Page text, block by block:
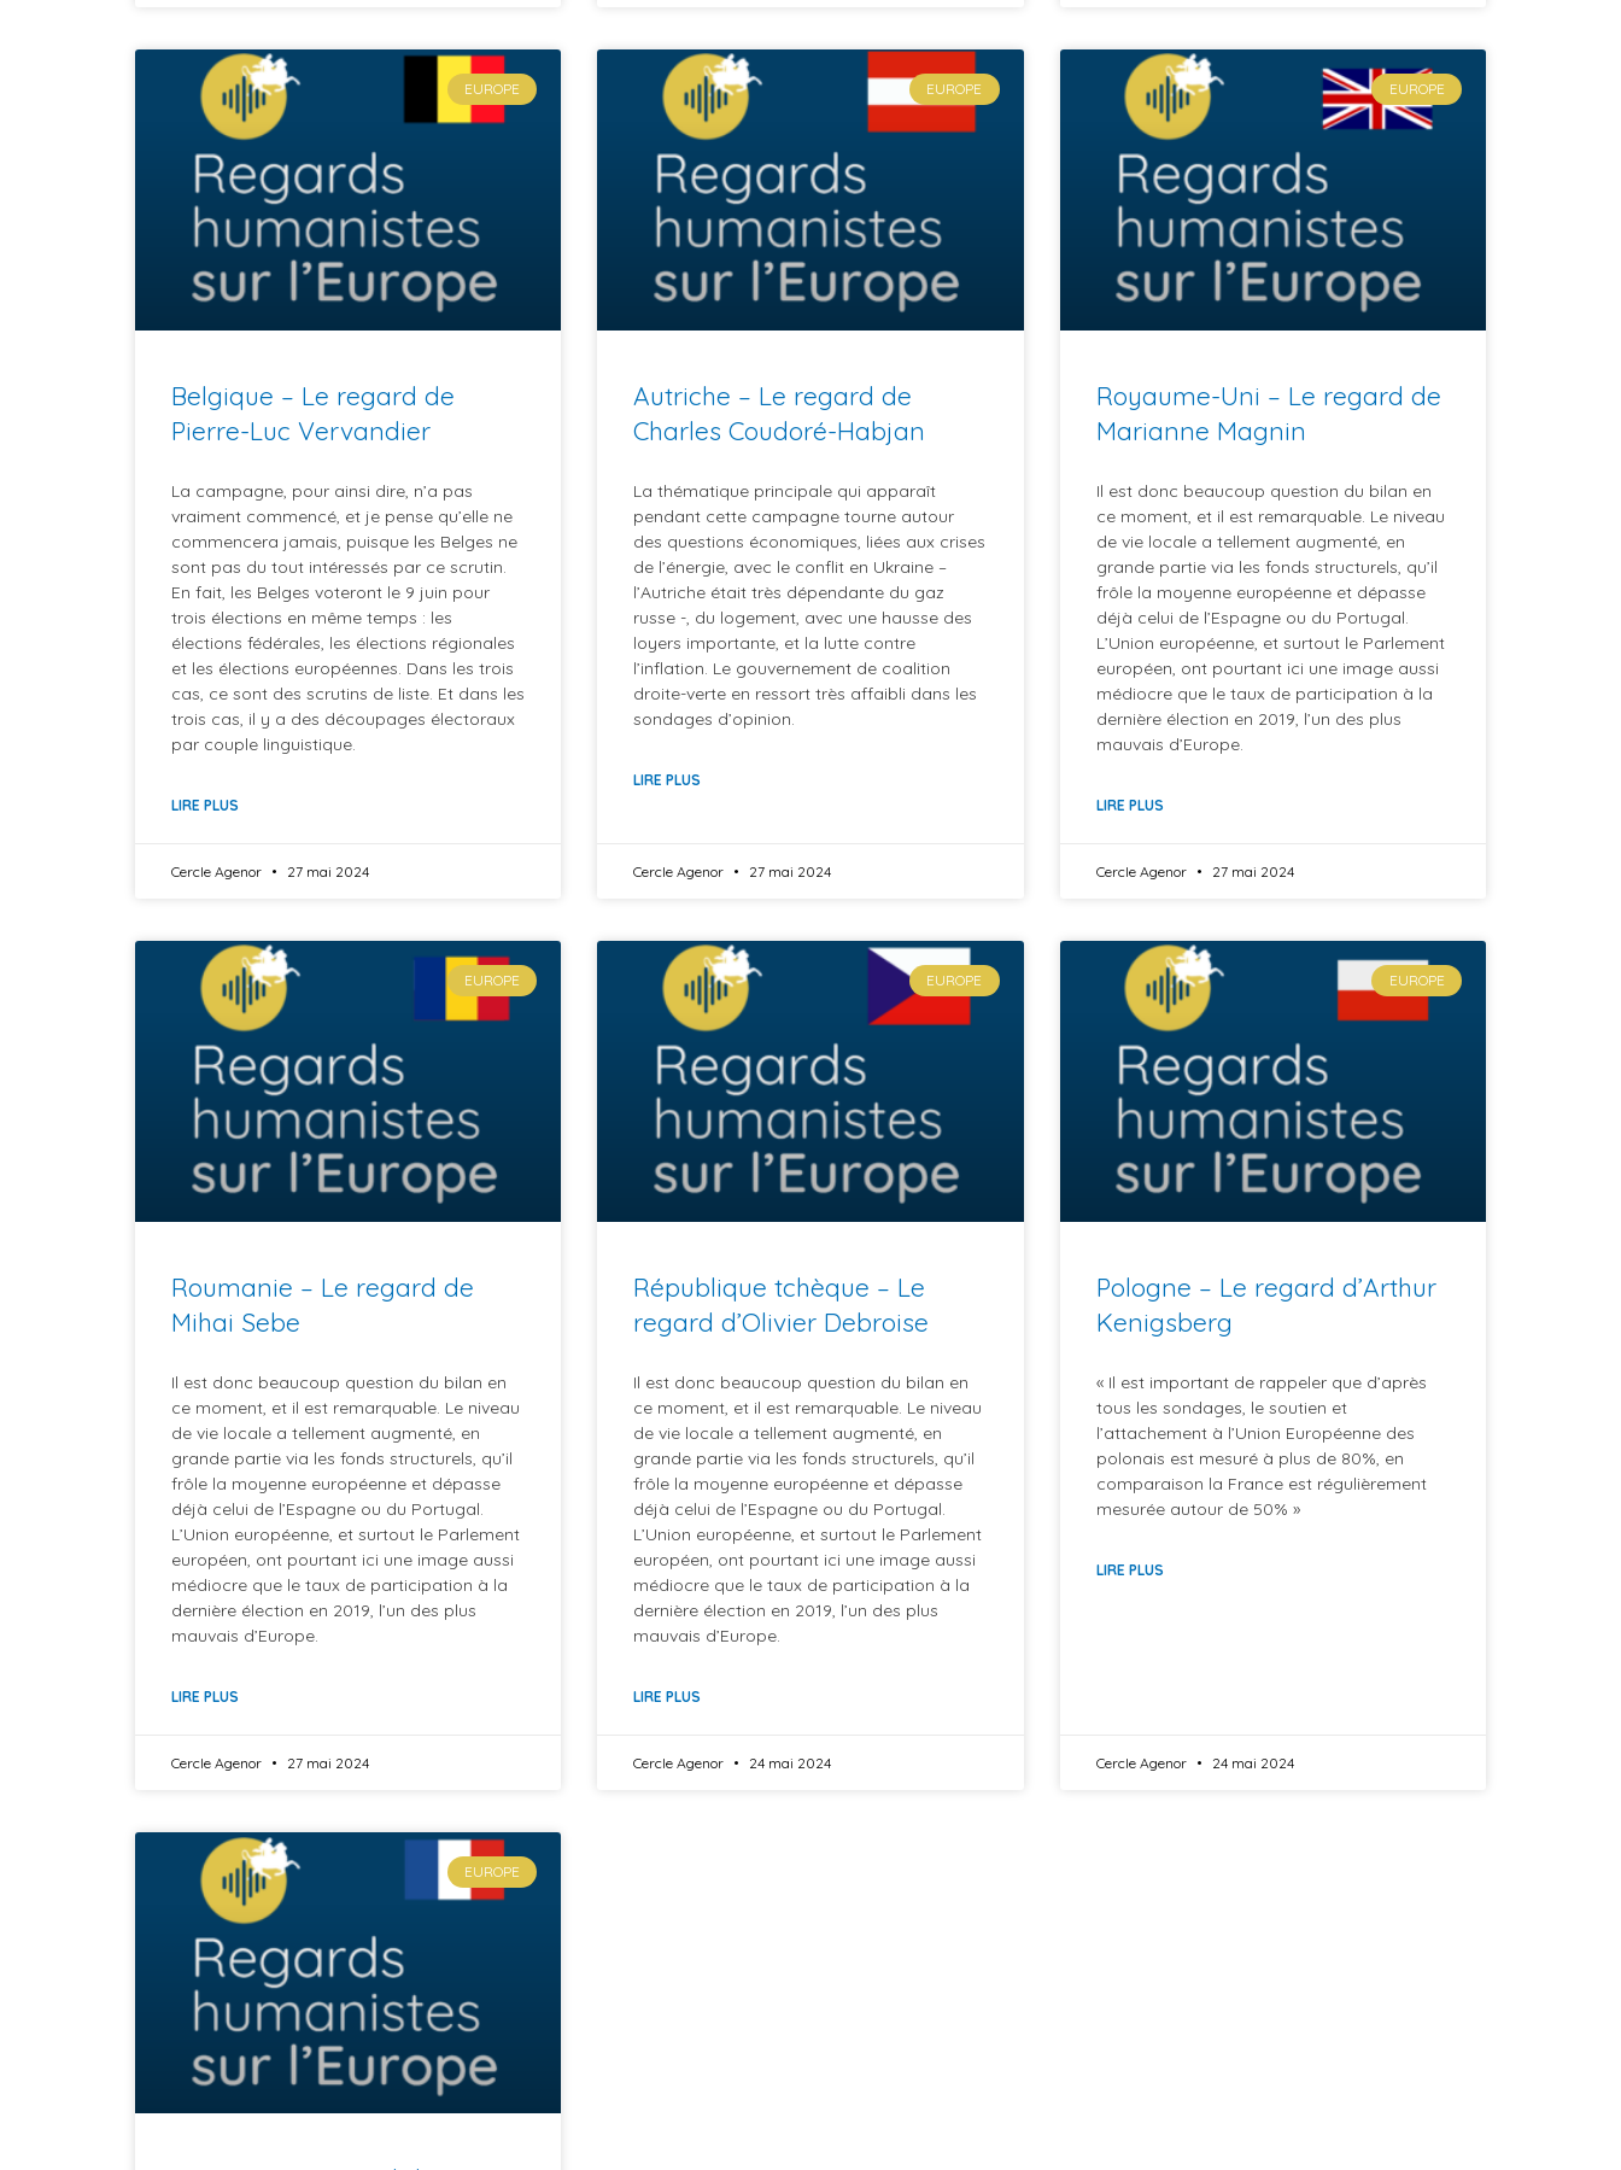
EUROPE
Belgique – Le regard de
Pierre-Luc Vervandier
La campagne, pour ainsi dire, n’a pas
vraiment commencé, et je pense qu’elle ne
commencera jamais, puisque les Belges ne
sont pas du tout intéressés par ce scrutin.
En fait, les Belges voteront le 9 juin pour
trois élections en même temps : les
élections fédérales, les élections régionales
et les élections européennes. Dans les trois
cas, ce sont des scrutins de liste. Et dans les
trois cas, il y a des découpages électoraux
par couple linguistique.
LIRE PLUS
Cercle Agenor 27 mai 2024
EUROPE
Autriche – Le regard de
Charles Coudoré-Habjan
La thématique principale qui apparaît
pendant cette campagne tourne autour
des questions économiques, liées aux crises
de l’énergie, avec le conflit en Ukraine –
l’Autriche était très dépendante du gaz
russe -, du logement, avec une hausse des
loyers importante, et la lutte contre
l’inflation. Le gouvernement de coalition
droite-verte en ressort très affaibli dans les
sondages d’opinion.
LIRE PLUS
Cercle Agenor 27 mai 2024
EUROPE
Royaume-Uni – Le regard de
Marianne Magnin
Il est donc beaucoup question du bilan en
ce moment, et il est remarquable. Le niveau
de vie locale a tellement augmenté, en
grande partie via les fonds structurels, qu’il
frôle la moyenne européenne et dépasse
déjà celui de l’Espagne ou du Portugal.
L’Union européenne, et surtout le Parlement
européen, ont pourtant ici une image aussi
médiocre que le taux de participation à la
dernière élection en 2019, l’un des plus
mauvais d’Europe.
LIRE PLUS
Cercle Agenor 27 mai 2024
EUROPE
Roumanie – Le regard de
Mihai Sebe
Il est donc beaucoup question du bilan en
ce moment, et il est remarquable. Le niveau
de vie locale a tellement augmenté, en
grande partie via les fonds structurels, qu’il
frôle la moyenne européenne et dépasse
déjà celui de l’Espagne ou du Portugal.
L’Union européenne, et surtout le Parlement
européen, ont pourtant ici une image aussi
médiocre que le taux de participation à la
dernière élection en 2019, l’un des plus
mauvais d’Europe.
LIRE PLUS
Cercle Agenor 27 mai 2024
EUROPE
République tchèque – Le
regard d’Olivier Debroise
Il est donc beaucoup question du bilan en
ce moment, et il est remarquable. Le niveau
de vie locale a tellement augmenté, en
grande partie via les fonds structurels, qu’il
frôle la moyenne européenne et dépasse
déjà celui de l’Espagne ou du Portugal.
L’Union européenne, et surtout le Parlement
européen, ont pourtant ici une image aussi
médiocre que le taux de participation à la
dernière élection en 2019, l’un des plus
mauvais d’Europe.
LIRE PLUS
Cercle Agenor 24 mai 2024
EUROPE
Pologne – Le regard d’Arthur
Kenigsberg
« Il est important de rappeler que d’après
tous les sondages, le soutien et
l’attachement à l’Union Européenne des
polonais est mesuré à plus de 80%, en
comparaison la France est régulièrement
mesurée autour de 50% »
LIRE PLUS
Cercle Agenor 24 mai 2024
EUROPE